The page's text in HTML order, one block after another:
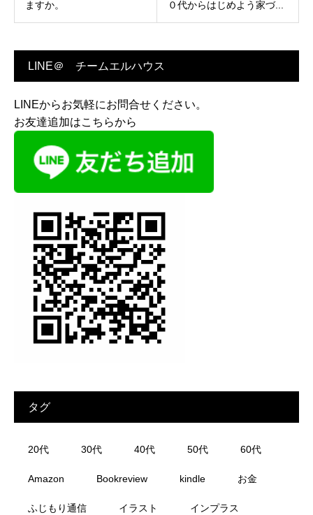
ますか。 ０代からはじめよう家づ...
LINE＠ チームエルハウス
LINEからお気軽にお問合せください。
お友達追加はこちらから
タグ
20代 30代 40代 50代 60代
Amazon Bookreview kindle お金
ふじもり通信 イラスト インプラス